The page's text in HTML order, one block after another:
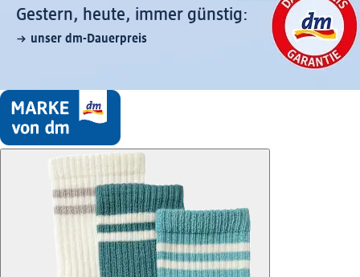
Gestern, heute, immer günstig:
unser dm-Dauerpreis